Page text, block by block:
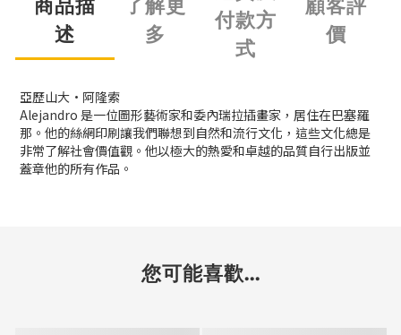
商品描
述
了解更
多
付款方
式
顧客評
價
亞歷山大·阿隆索
Alejandro 是一位圖形藝術家和委內瑞拉插畫家，居住在巴塞羅
那。他的絲網印刷讓我們聯想到自然和流行文化，這些文化總是
非常了解社會價值觀。他以極大的熱愛和卓越的品質自行出版並
蓋章他的所有作品。
您可能喜歡...